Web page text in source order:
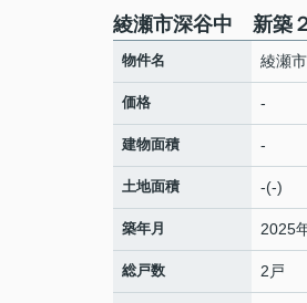
綾瀬市深谷中 新築
物件名 綾瀬
価格 -
建物面積 -
土地面積 -(-)
築年月 2025
総戸数 2戸